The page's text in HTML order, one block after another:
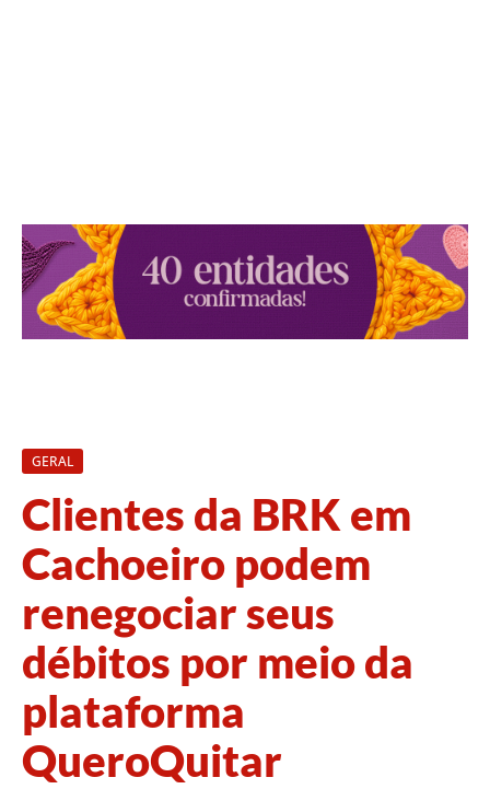
GERAL
Clientes da BRK em
Cachoeiro podem
renegociar seus
débitos por meio da
plataforma
QueroQuitar